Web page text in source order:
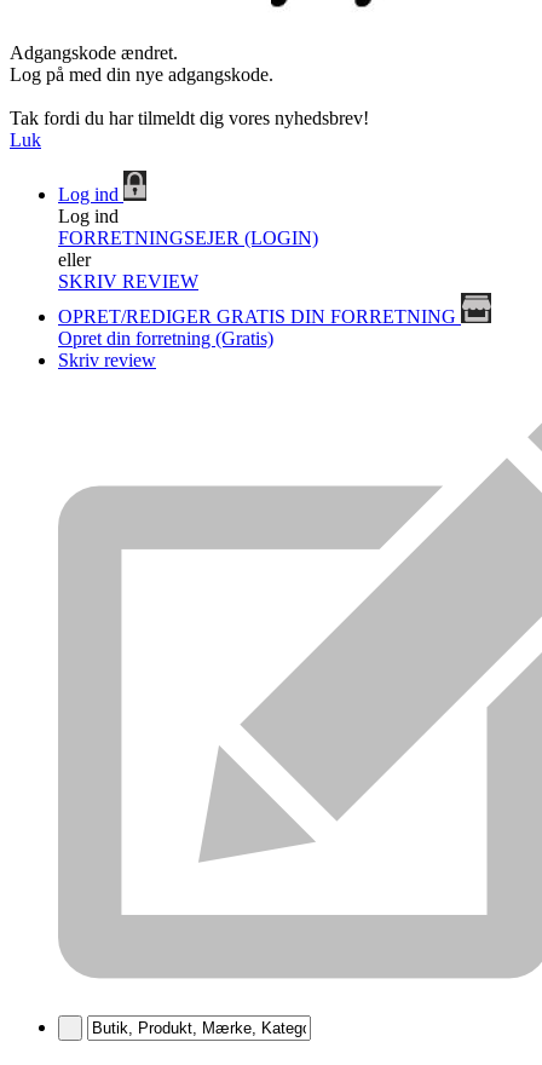
Adgangskode ændret.
Log på med din nye adgangskode.
Tak fordi du har tilmeldt dig vores nyhedsbrev!
Luk
Log ind
Log ind
FORRETNINGSEJER (LOGIN)
eller
SKRIV REVIEW
OPRET/REDIGER GRATIS DIN FORRETNING
Opret din forretning (Gratis)
Skriv review